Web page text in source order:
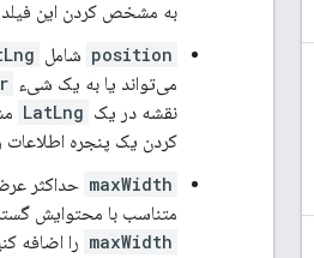
به مشخص کردن این فیلد
position شامل
می‌تواند یا به یک شیء
نقشه در یک LatLng
کردن یک پنجره اطلاعات
maxWidth حداکثر
متناسب با محتوایش
maxWidth را اضافه